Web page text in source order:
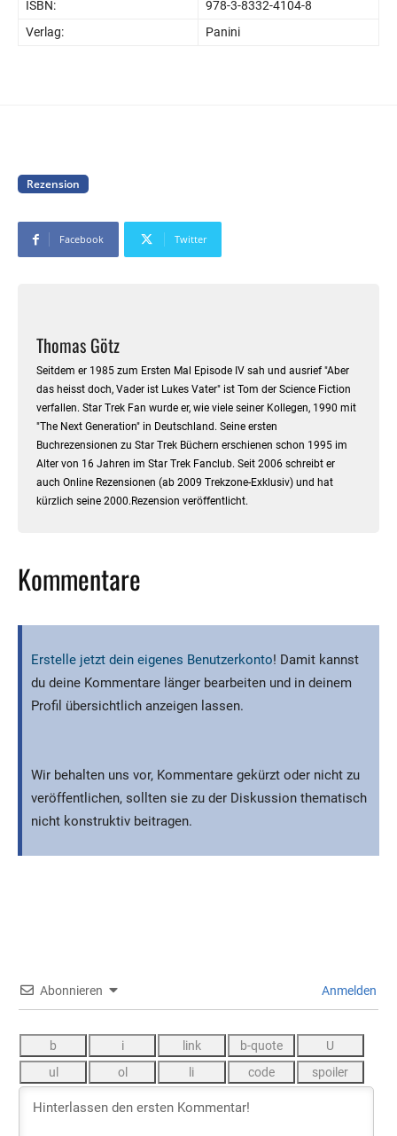
ISBN:
978-3-8332-4104-8
Verlag:
Panini
Rezension
Facebook Twitter
Thomas Götz
Seitdem er 1985 zum Ersten Mal Episode IV sah und ausrief "Aber
das heisst doch, Vader ist Lukes Vater" ist Tom der Science Fiction
verfallen. Star Trek Fan wurde er, wie viele seiner Kollegen, 1990 mit
"The Next Generation" in Deutschland. Seine ersten
Buchrezensionen zu Star Trek Büchern erschienen schon 1995 im
Alter von 16 Jahren im Star Trek Fanclub. Seit 2006 schreibt er
auch Online Rezensionen (ab 2009 Trekzone-Exklusiv) und hat
kürzlich seine 2000.Rezension veröffentlicht.
Kommentare
Erstelle jetzt dein eigenes Benutzerkonto! Damit kannst
du deine Kommentare länger bearbeiten und in deinem
Profil übersichtlich anzeigen lassen.
Wir behalten uns vor, Kommentare gekürzt oder nicht zu
veröffentlichen, sollten sie zu der Diskussion thematisch
nicht konstruktiv beitragen.
Abonnieren Anmelden